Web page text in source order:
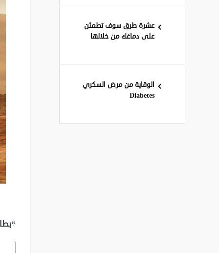
عشرة طرق سوف تطمئن
على دماغك من خلالها
الوقاية من مرض السكري
Diabetes